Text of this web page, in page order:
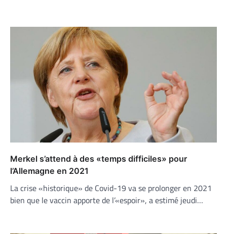
Merkel s’attend à des «temps difficiles» pour
l’Allemagne en 2021
La crise «historique» de Covid-19 va se prolonger en 2021
bien que le vaccin apporte de l’«espoir», a estimé jeudi…